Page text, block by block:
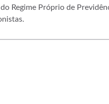
Regime Próprio de